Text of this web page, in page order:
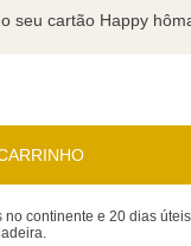
seu cartão Happy
continente e 20 dias